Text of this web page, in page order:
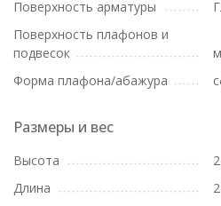
Поверхность арматуры
Поверхность плафонов и
подвесок
Форма плафона/абажура
Размеры и вес
Высота
Длина